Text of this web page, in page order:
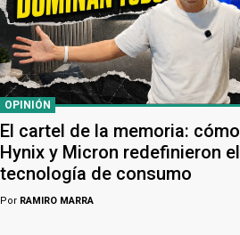
OPINIÓN
El cartel de la memoria:
Hynix y Micron redefinieron
tecnología de consumo
Por RAMIRO MARRA